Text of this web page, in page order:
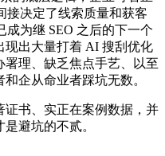
接决定了线索质量和获客
成为继 SEO 之后的下一个
现出大量打着 AI 搜刮优化
理、缺乏焦点手艺、以至
企从命业者踩坑无数。
书、实正在案例数据，并
避坑的不贰。